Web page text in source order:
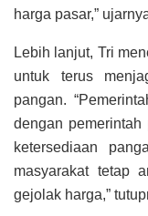
harga pasar,”
Lebih lanjut, Tri
untuk terus
pangan.
dengan
ketersediaan
masyarakat tetap
gejolak harga,”